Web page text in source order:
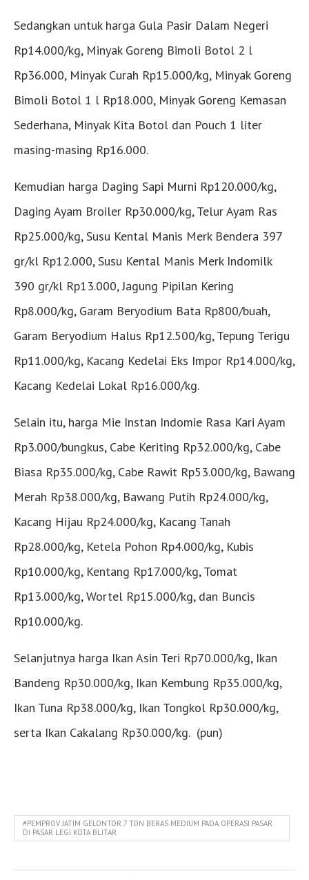
Sedangkan untuk harga Gula Pasir Dalam Negeri
Rp14.000/kg, Minyak Goreng Bimoli Botol 2 l
Rp36.000, Minyak Curah Rp15.000/kg, Minyak Goreng
Bimoli Botol 1 l Rp18.000, Minyak Goreng Kemasan
Sederhana, Minyak Kita Botol dan Pouch 1 liter
masing-masing Rp16.000.
Kemudian harga Daging Sapi Murni Rp120.000/kg,
Daging Ayam Broiler Rp30.000/kg, Telur Ayam Ras
Rp25.000/kg, Susu Kental Manis Merk Bendera 397
gr/kl Rp12.000, Susu Kental Manis Merk Indomilk
390 gr/kl Rp13.000, Jagung Pipilan Kering
Rp8.000/kg, Garam Beryodium Bata Rp800/buah,
Garam Beryodium Halus Rp12.500/kg, Tepung Terigu
Rp11.000/kg, Kacang Kedelai Eks Impor Rp14.000/kg,
Kacang Kedelai Lokal Rp16.000/kg.
Selain itu, harga Mie Instan Indomie Rasa Kari Ayam
Rp3.000/bungkus, Cabe Keriting Rp32.000/kg, Cabe
Biasa Rp35.000/kg, Cabe Rawit Rp53.000/kg, Bawang
Merah Rp38.000/kg, Bawang Putih Rp24.000/kg,
Kacang Hijau Rp24.000/kg, Kacang Tanah
Rp28.000/kg, Ketela Pohon Rp4.000/kg, Kubis
Rp10.000/kg, Kentang Rp17.000/kg, Tomat
Rp13.000/kg, Wortel Rp15.000/kg, dan Buncis
Rp10.000/kg.
Selanjutnya harga Ikan Asin Teri Rp70.000/kg, Ikan
Bandeng Rp30.000/kg, Ikan Kembung Rp35.000/kg,
Ikan Tuna Rp38.000/kg, Ikan Tongkol Rp30.000/kg,
serta Ikan Cakalang Rp30.000/kg. (pun)
#PEMPROV JATIM GELONTOR 7 TON BERAS MEDIUM PADA OPERASI PASAR
DI PASAR LEGI KOTA BLITAR